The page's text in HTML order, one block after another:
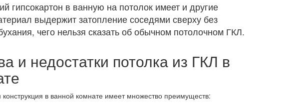
гипсокартон в ванную на потолок имеет и другие
выдержит затопление соседями сверху без
чего нельзя сказать об обычном потолочном ГКЛ.
и недостатки потолка из ГКЛ в
конструкция в ванной комнате имеет множество преимуществ: